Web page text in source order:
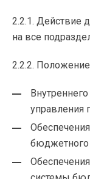
2.2.1. Действие
на все
2.2.2.
управления
бюджетного